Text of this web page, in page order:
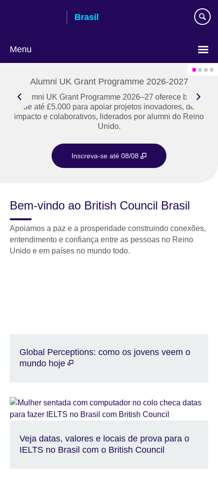
Brasil
Menu
language
Alumni UK Grant Programme 2026-2027
O Alumni UK Grant Programme 2026–27 oferece bolsas
de até £5.000 para apoiar projetos inovadores, de
impacto e colaborativos, liderados por alumni do Reino
Unido.
Inscreva-se até 08/08
Bem-vindo ao British Council Brasil
Apoiamos a paz e a prosperidade construindo conexões,
entendimento e confiança entre as pessoas no Reino
Unido e em países no mundo todo.
Global Perceptions: como os jovens veem o
mundo hoje
Veja datas, valores e locais de prova para o
IELTS no Brasil com o British Council